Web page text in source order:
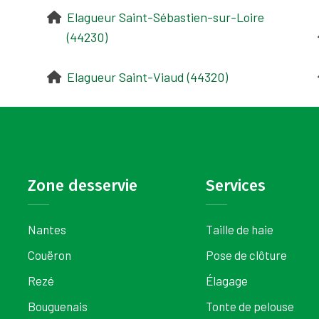
Elagueur Saint-Sébastien-sur-Loire
(44230)
Elagueur Saint-Viaud (44320)
Zone desservie
Nantes
Couëron
Rezé
Bouguenais
Services
Taille de haie
Pose de clôture
Élagage
Tonte de pelouse